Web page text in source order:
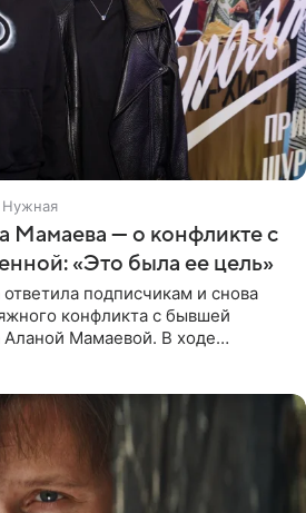
Нужная
Мамаева — о конфликте с
«Это была ее цель»
подписчикам и снова
конфликта с бывшей
Аланой Мамаевой. В ходе